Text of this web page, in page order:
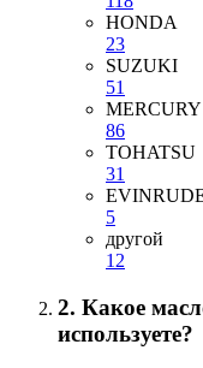
HONDA
23
SUZUKI
51
MERCURY
86
TOHATSU
31
5
другой
12
2. Какое
используете?